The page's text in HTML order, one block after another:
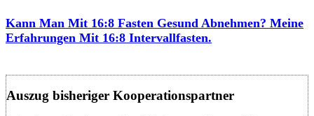
Kann Man Mit 16:8 Fasten Gesund Abnehmen? Meine
Erfahrungen Mit 16:8 Intervallfasten.
Auszug bisheriger Kooperationspartner